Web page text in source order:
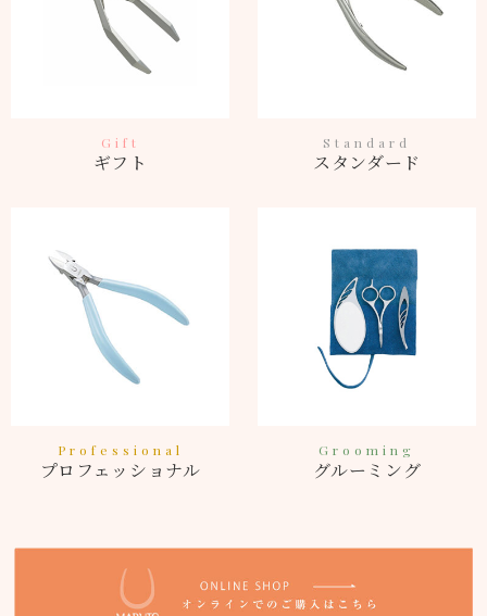
Gift
ギフト
Standard
スタンダード
Professional
プロフェッショナル
Grooming
グルーミング